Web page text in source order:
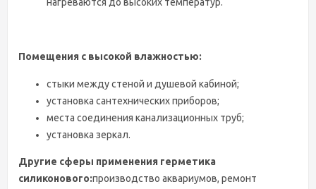
Помещения с высокой влажностью:
стыки между стеной и душевой кабиной;
установка сантехнических приборов;
места соединения канализационных труб;
установка зеркал.
Другие сферы применения герметика
силиконового:производство аквариумов, ремонт